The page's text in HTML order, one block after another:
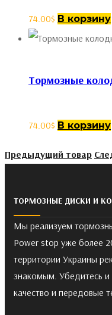
74.00$ В корзину
Тормозные
74.00$ В корзину
Предыдущий товар
ТОРМОЗНЫЕ ДИСКИ И
Мы реализуем
Power stop уже более
территории Украины
знакомым. Убедитесь и
качество и передовые